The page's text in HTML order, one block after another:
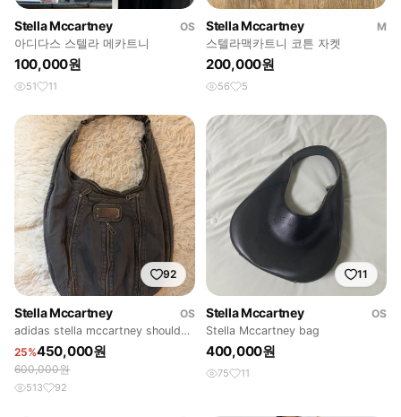
Stella Mccartney
OS
아디다스 스텔라 메카트니
100,000원
51 11
Stella Mccartney
M
스텔라맥카트니 코튼 자켓
200,000원
56 5
92
Stella Mccartney
OS
adidas stella mccartney shoulder
bag
25%450,000원
600,000원
513 92
11
Stella Mccartney
OS
Stella Mccartney bag
400,000원
75 11